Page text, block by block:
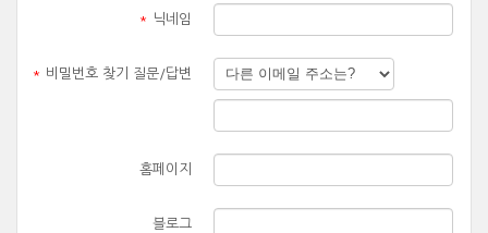
* 닉네임
* 비밀번호 찾기 질문/답변
홈페이지
블로그